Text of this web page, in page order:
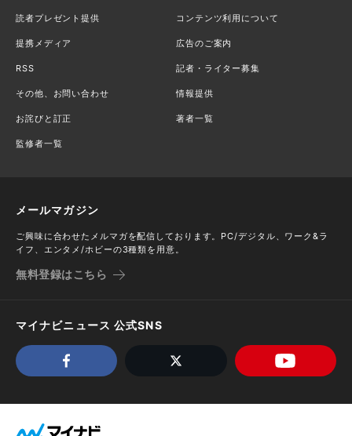
読者プレゼント提供 コンテンツ利用について
提携メディア 広告のご案内
RSS 記者・ライター募集
その他、お問い合わせ 情報提供
お詫びと訂正 著者一覧
監修者一覧
メールマガジン
ご興味に合わせたメルマガを配信しております。PC/デジタル、ワーク&ラ
イフ、エンタメ/ホビーの3種類を用意。
無料登録はこちら
マイナビニュース 公式SNS